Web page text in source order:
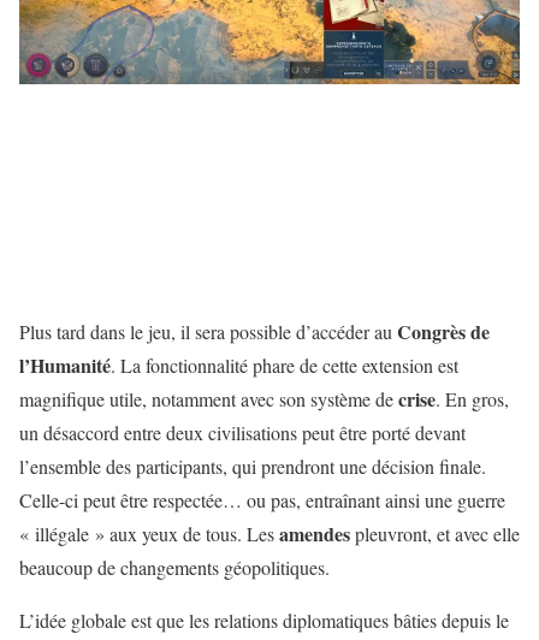
Plus tard dans le jeu, il sera possible d’accéder au Congrès de
l’Humanité. La fonctionnalité phare de cette extension est
magnifique utile, notamment avec son système decrise. En gros,
un désaccord entre deux civilisations peut être porté devant
l’ensemble des participants, qui prendront une décision finale.
Celle-ci peut être respectée… ou pas, entraînant ainsi une guerre
« illégale » aux yeux de tous. Lesamendespleuvront, et avec elle
beaucoup de changements géopolitiques.
L’idée globale est que les relations diplomatiques bâties depuis le